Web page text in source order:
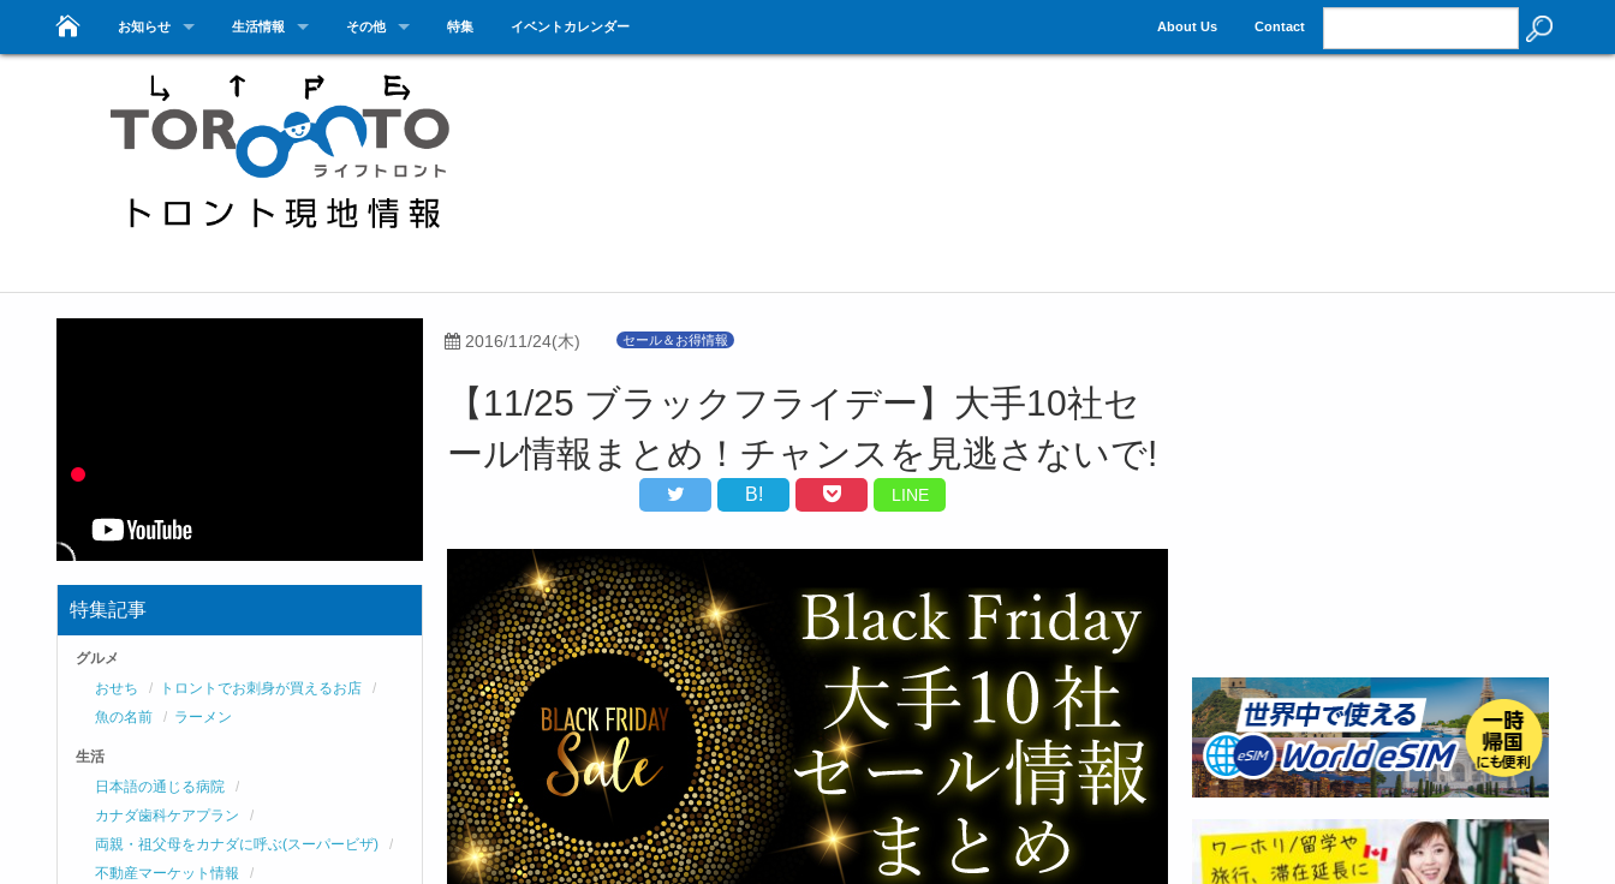
お知らせ 生活情報 その他 特集 イベントカレンダー About Us Contact
2016/11/24(木) セール＆お得情報
【11/25 ブラックフライデー】大手10社セ
ール情報まとめ！チャンスを見逃さないで!
B! LINE
特集記事
グルメ
おせち
トロントでお刺身が買えるお店
魚の名前
ラーメン
生活
日本語の通じる病院
カナダ歯科ケアプラン
両親・祖父母をカナダに呼ぶ(スーパービザ)
不動産マーケット情報